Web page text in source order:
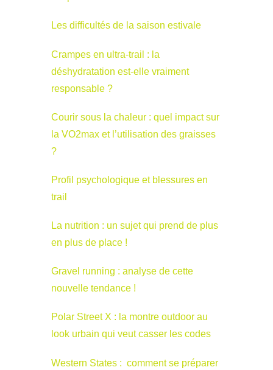
Les difficultés de la saison estivale
Crampes en ultra-trail : la
déshydratation est-elle vraiment
responsable ?
Courir sous la chaleur : quel impact sur
la VO2max et l’utilisation des graisses
?
Profil psychologique et blessures en
trail
La nutrition : un sujet qui prend de plus
en plus de place !
Gravel running : analyse de cette
nouvelle tendance !
Polar Street X : la montre outdoor au
look urbain qui veut casser les codes
Western States : comment se préparer